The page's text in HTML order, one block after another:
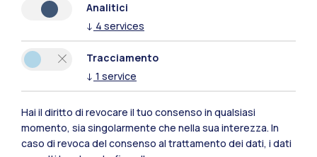
Naviga il sito
Risorse
Contattaci
Analitici
↓ 4 services
Tracciamento
↓ 1 service
Hai il diritto di revocare il tuo consenso in qualsiasi
momento, sia singolarmente che nella sua interezza. In
caso di revoca del consenso al trattamento dei dati, i dati